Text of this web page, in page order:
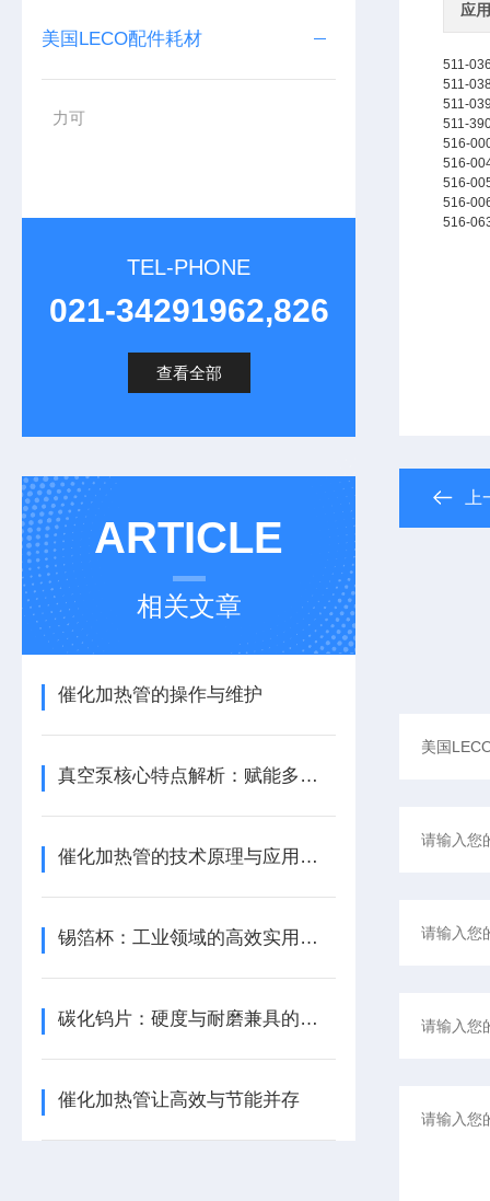
美国LECO配件耗材
力可
TEL-PHONE
021-34291962,826
查看全部
ARTICLE
相关文章
催化加热管的操作与维护
真空泵核心特点解析：赋能多元场景真空环境构建
催化加热管的技术原理与应用优势
锡箔杯：工业领域的高效实用解决方案​
碳化钨片：硬度与耐磨兼具的工业硬材
催化加热管让高效与节能并存
应
511-
511-
511-
511-
516-
516-
516-
516-
516-